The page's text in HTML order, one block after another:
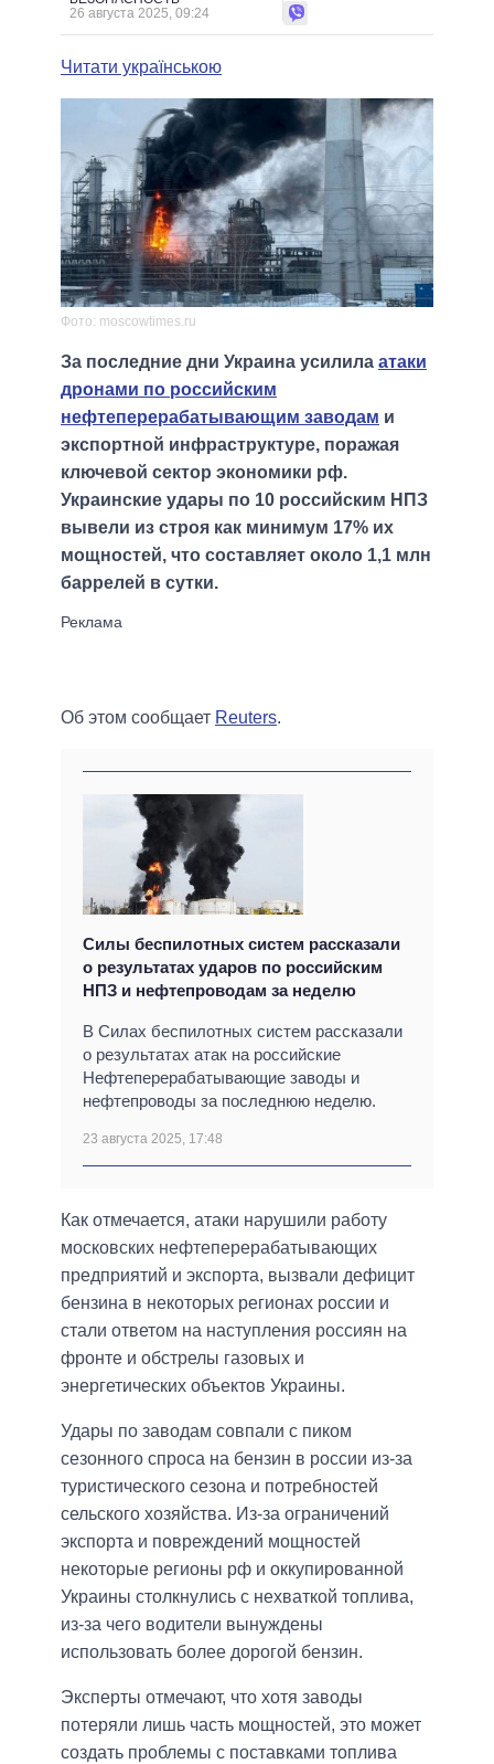
26 августа 2025, 09:24
Читати українською
Фото: moscowtimes.ru
За последние дни Украина усилила атаки
дронами по российским
нефтеперерабатывающим заводам и
экспортной инфраструктуре, поражая
ключевой сектор экономики рф.
Украинские удары по 10 российским НПЗ
вывели из строя как минимум 17% их
мощностей, что составляет около 1,1 млн
баррелей в сутки.
Об этом сообщает Reuters.
Силы беспилотных систем рассказали
о результатах ударов по российским
НПЗ и нефтепроводам за неделю
В Силах беспилотных систем рассказали
о результатах атак на российские
Нефтеперерабатывающие заводы и
нефтепроводы за последнюю неделю.
23 августа 2025, 17:48
Как отмечается, атаки нарушили работу
московских нефтеперерабатывающих
предприятий и экспорта, вызвали дефицит
бензина в некоторых регионах россии и
стали ответом на наступления россиян на
фронте и обстрелы газовых и
энергетических объектов Украины.
Удары по заводам совпали с пиком
сезонного спроса на бензин в россии из-за
туристического сезона и потребностей
сельского хозяйства. Из-за ограничений
экспорта и повреждений мощностей
некоторые регионы рф и оккупированной
Украины столкнулись с нехваткой топлива,
из-за чего водители вынуждены
использовать более дорогой бензин.
Эксперты отмечают, что хотя заводы
потеряли лишь часть мощностей, это может
создать проблемы с поставками топлива